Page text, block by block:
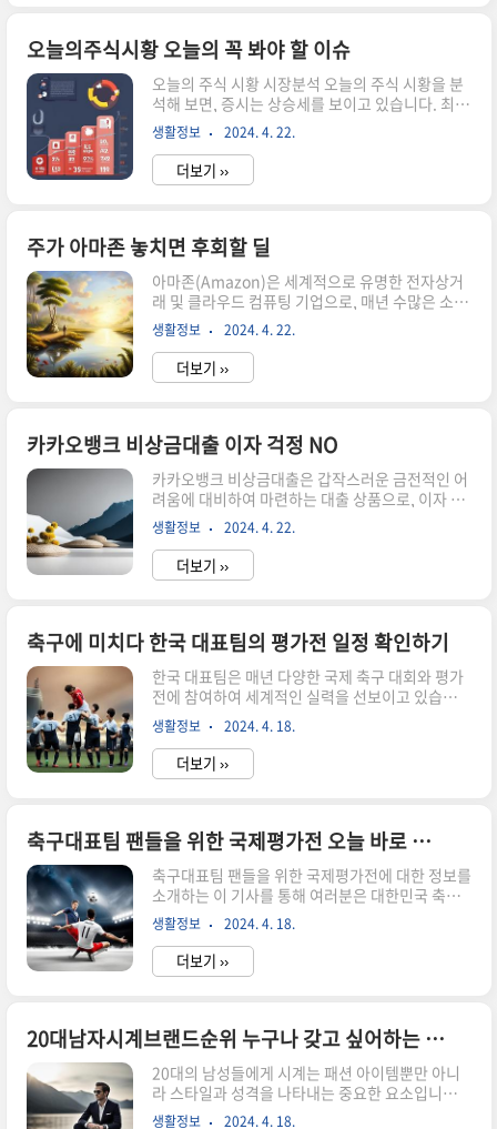
시아나항공의 주가는 항공업계의 경기, 경쟁사와
의 비교, 그리고 글로벌 경제 상황 등 여러 요인에
의해 영향을 받습니다. 최근 몇 년간 항공업계는 코
로나19의 영향으로 큰 타격을 입었으며, 이는 아시
아나항공의 주가에도 영향을 미쳤습니다. 그러나
백신 보급이 확대되면서 항공업계의 회복이 예상되
고 있어, 아시아나항공 주가에도 긍정적인..
오늘의주식시황 오늘의 꼭 봐야 할 이슈
오늘의 주식 시황 시장분석 오늘의 주식 시황을 분
석해 보면, 증시는 상승세를 보이고 있습니다. 최근
기업 실적이 호조를 보이면서 투자 심리가 양호해
졌습니다. 미국 시장의 영향을 받는 한국 주식 시장
도 안정적인 모습을 보여주고 있습니다. 개별 종목
개별 종목 분석에서는 IT 기업들이 강세를 보이고
승이 예상됩니다. 또한 바이오 기업들도 코로나19
관련 뉴스에 따른 주가 변동이 크게 일어나고 있습
니다. 전망 앞으로의 전망을 보면, 미국의 경기 회
복과 이에 따른 국제 시장의 변화가 한국 주식 시장
에도 영향을 미칠 것으로 예상됩니다. 따라서 향후
주식 투자에 대한 계획을 세우는 데에는 신중한 분
석이 필요할 것입니다...
생활정보 2024. 4. 22.
더보기 ››
주가 아마존 놓치면 후회할 딜
아마존(Amazon)은 세계적으로 유명한 전자상거
래 및 클라우드 컴퓨팅 기업으로, 매년 수많은 소비
자들이 다양한 상품과 서비스를 이용하고 있습니
다. 특히 최근 코로나19 팬데믹으로 인해 온라인 쇼
핑이 더욱 중요해지면서 아마존의 주가는 빠르게
상승하고 있습니다. 이에 따라 주가 아마존에 대한
대한 정보와 놓치지 말아야 할 딜에 대해 알아보겠
습니다. 아마존의 주가 상황 아마존의 주가는 최근
몇 년간 꾸준한 성장을 보여주고 있습니다. 특히 코
로나19 이후 온라인 쇼핑 산업의 성장으로 아마존
의 주가는 더욱 상승하고 있습니다. 2021년 현재
아마존의 주가는 역대 최고치를 기록하고 있으며,
전망도 밝습니다. 따라서 ..
생활정보 2024. 4. 22.
더보기 ››
카카오뱅크 비상금대출 이자 걱정 NO
카카오뱅크 비상금대출은 갑작스러운 금전적인 어
려움에 대비하여 마련하는 대출 상품으로, 이자 걱
정 없이 신속하게 자금을 마련할 수 있는 혜택을 제
공합니다. 이 글에서는 카카오뱅크 비상금대출에
대해 자세히 알아보고, 신청 방법 및 활용 방안에 대
해 알려드리겠습니다. 카카오뱅크 비상금대출 안
기관에서 제공하는 일정 금액 이하의 자금을 신속
하게 마련할 수 있는 혜택을 제공합니다. 이 대출 상
품은 급박한 상황에서 금전적인 지원이 필요한 고
객들에게 큰 도움을 줄 수 있으며, 이자 부담을 최소
화하여 부담 없이 자금을 지원받을 수 있습니다. 카
카오뱅크 비상금대출은 일반적으로 금융기관에서
제공하는 기타 대출 상품과는 달리 긴급 상..
생활정보 2024. 4. 22.
더보기 ››
축구에 미치다 한국 대표팀의 평가전 일정 확인하기
한국 대표팀은 매년 다양한 국제 축구 대회와 평가
전에 참여하여 세계적인 실력을 선보이고 있습니
다. 축구 팬들은 대표팀의 일정을 주시하며 선수들
의 활약을 응원하고 관심을 가지고 있습니다. 이번
글에서는 한국 대표팀의 평가전 일정에 대해 자세
히 알아보고, 팬들에게 도움이 될 정보를 제공하려
세계적인 실력을 선보이고 있습니다. 평가전은 대
회에 참여하기 전 팀의 실력을 평가하고 발전시키
기 위해 진행되며, 다양한 국가 대표팀과의 경기를
통해 경험을 쌓을 수 있는 소중한 기회이기도 합니
다. 한국 대표팀의 평가전 일정은 매년 변동되며,
팬들은 이를 통해 팀의 활약을 주시하고 응원할 수
있습니다. 대표팀의 평가전 일정은 ..
생활정보 2024. 4. 18.
더보기 ››
축구대표팀 팬들을 위한 국제평가전 오늘 바로 구독하세요
축구대표팀 팬들을 위한 국제평가전에 대한 정보를
소개하는 이 기사를 통해 여러분은 대한민국 축구
대표팀의 최신 소식과 다가오는 국제평가전 일정,
선수들의 컨디션 등 다양한 정보를 얻을 수 있습니
다. 또한 구독을 통해 최신 소식을 받아보고 팬으로
서의 즐거움을 더욱 공유할 수 있는 기회도 얻을 수
해 새로운 지식과 즐거움을 만나보세요! 대한민국
축구대표팀 소식 대한민국 축구대표팀은 국제축구
연맹(FIFA)에서 인정하는 대한민국을 대표하는 축
구 국가대표팀입니다. 최근 대한민국 축구대표팀
은 세계적인 대회인 월드컵을 비롯한 다양한 국제
생활정보 2024. 4. 18.
더보기 ››
20대남자시계브랜드순위 누구나 갖고 싶어하는 스타일
20대의 남성들에게 시계는 패션 아이템뿐만 아니
라 스타일과 성격을 나타내는 중요한 요소입니다.
이번 글에서는 20대 남자들이 가장 선호하는 시계
생활정보 2024. 4. 18.